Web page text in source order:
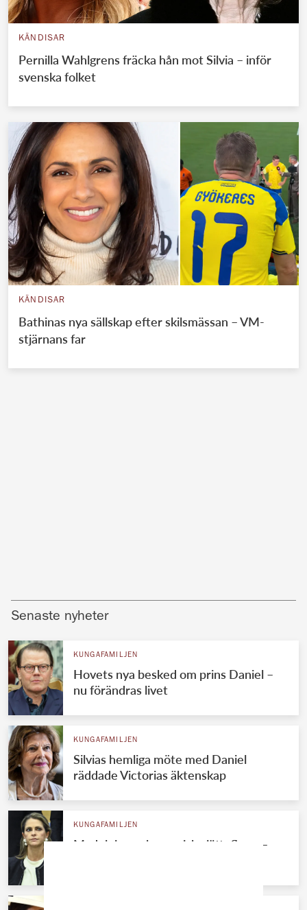
KÄNDISAR
Pernilla Wahlgrens fräcka hån mot Silvia – inför
svenska folket
KÄNDISAR
Bathinas nya sällskap efter skilsmässan – VM-
stjärnans far
Senaste nyheter
KUNGAFAMILJEN
Hovets nya besked om prins Daniel –
nu förändras livet
KUNGAFAMILJEN
Silvias hemliga möte med Daniel
räddade Victorias äktenskap
KUNGAFAMILJEN
Madeleines ekonomiska jätteflopp –